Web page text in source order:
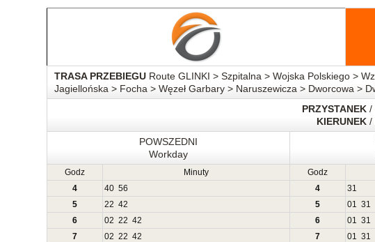
TRASA PRZEBIEGU Route GLINKI > Szpitalna > Wojska Polskiego >
Jagiellońska > Focha > Węzeł Garbary > Naruszewicza > Dworcowa >
PRZYSTANEK /
KIERUNEK/
POWSZEDNI
Workday
Godz Minuty Godz
4
40 56 4 31
5
22 42 5 01 31
6
02 22 42 6 01 31
7
02 22 42 7 01 31